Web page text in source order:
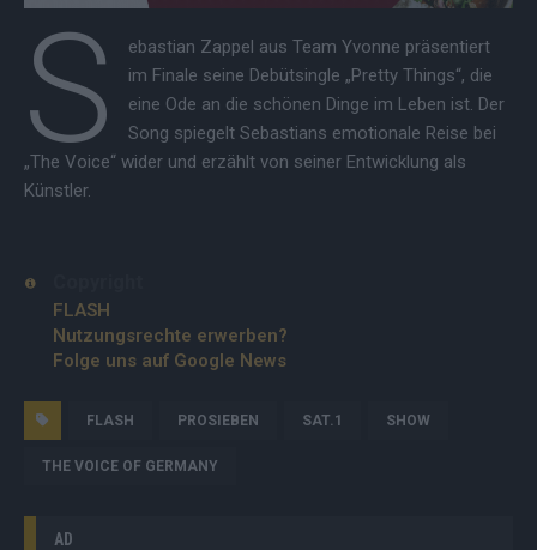
S
ebastian Zappel aus Team Yvonne präsentiert
im Finale seine Debütsingle „Pretty Things“, die
eine Ode an die schönen Dinge im Leben ist. Der
Song spiegelt Sebastians emotionale Reise bei
„The Voice“ wider und erzählt von seiner Entwicklung als
Künstler.
FLASH
Nutzungsrechte erwerben?
Folge uns auf Google News
FLASH PROSIEBEN SAT.1 SHOW
THE VOICE OF GERMANY
AD